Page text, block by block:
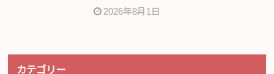
2026年8月1日
カテゴリー